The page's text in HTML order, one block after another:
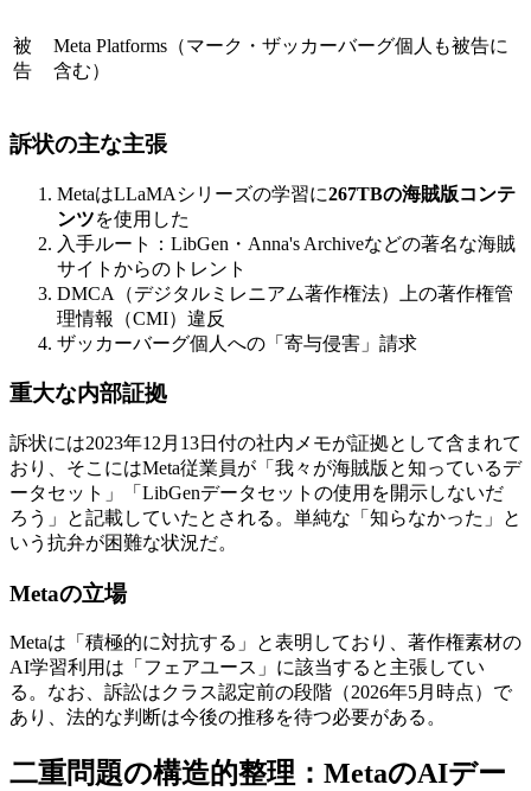
被
告
Meta Platforms（マーク・ザッカーバーグ個人も被告に
含む）
訴状の主な主張
MetaはLLaMAシリーズの学習に267TBの海賊版コンテ
ンツを使用した
入手ルート：LibGen・Anna's Archiveなどの著名な海賊
サイトからのトレント
DMCA（デジタルミレニアム著作権法）上の著作権管
理情報（CMI）違反
ザッカーバーグ個人への「寄与侵害」請求
重大な内部証拠
訴状には2023年12月13日付の社内メモが証拠として含まれて
おり、そこにはMeta従業員が「我々が海賊版と知っているデ
ータセット」「LibGenデータセットの使用を開示しないだ
ろう」と記載していたとされる。単純な「知らなかった」と
いう抗弁が困難な状況だ。
Metaの立場
Metaは「積極的に対抗する」と表明しており、著作権素材の
AI学習利用は「フェアユース」に該当すると主張してい
る。なお、訴訟はクラス認定前の段階（2026年5月時点）で
あり、法的な判断は今後の推移を待つ必要がある。
二重問題の構造的整理：MetaのAIデー